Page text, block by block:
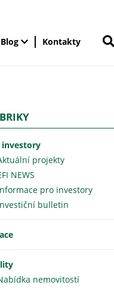
Blog Kontakty
investory
projekty
NEWS
pro investory
bulletin
nemovitostí